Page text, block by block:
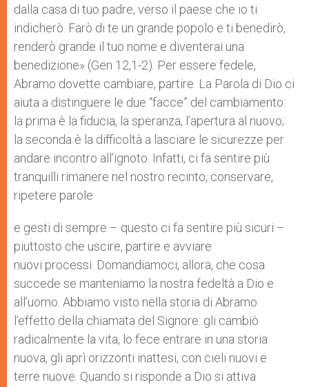
dalla casa di tuo padre, verso il paese che io ti
indicherò. Farò di te un grande popolo e ti benedirò,
renderò grande il tuo nome e diventerai una
benedizione» (Gen 12,1-2). Per essere fedele,
Abramo dovette cambiare, partire. La Parola di Dio ci
aiuta a distinguere le due “facce” del cambiamento:
la prima è la fiducia, la speranza, l’apertura al nuovo;
la seconda è la difficoltà a lasciare le sicurezze per
andare incontro all’ignoto. Infatti, ci fa sentire più
tranquilli rimanere nel nostro recinto, conservare,
ripetere parole
e gesti di sempre – questo ci fa sentire più sicuri –
piuttosto che uscire, partire e avviare
nuovi processi. Domandiamoci, allora, che cosa
succede se manteniamo la nostra fedeltà a Dio e
all’uomo. Abbiamo visto nella storia di Abramo
l’effetto della chiamata del Signore: gli cambiò
radicalmente la vita, lo fece entrare in una storia
nuova, gli aprì orizzonti inattesi, con cieli nuovi e
terre nuove. Quando si risponde a Dio si attiva